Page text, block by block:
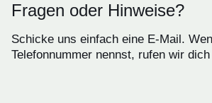
Fragen oder Hinweise?
Schicke uns einfach eine E-Mail.
Telefonnummer nennst, rufen wir